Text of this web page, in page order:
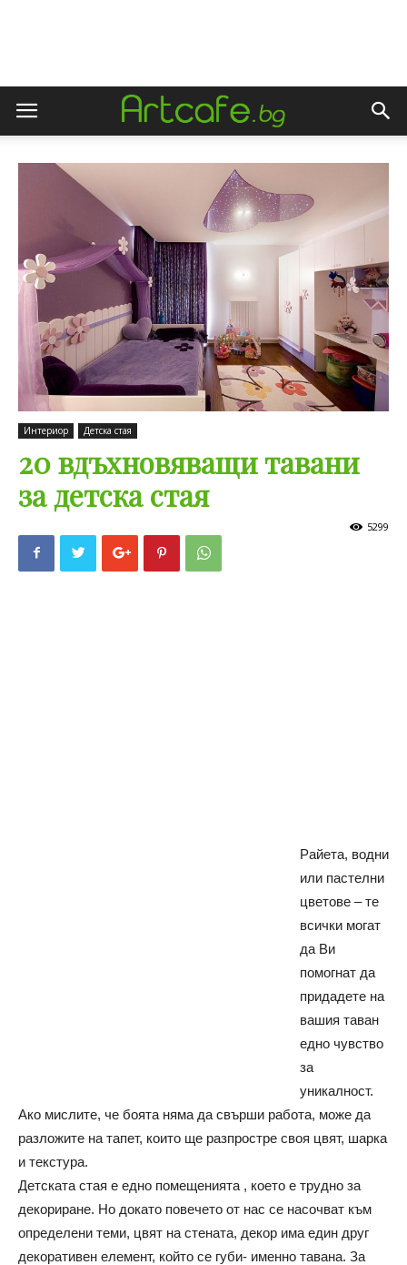
Интериор Детска стая
20 вдъхновяващи тавани
за детска стая
5299
Райета, водни
или пастелни
цветове – те
всички могат
да Ви
помогнат да
придадете на
вашия таван
едно чувство
за
уникалност.
Ако мислите, че боята няма да свърши работа, може да
разложите на тапет, които ще разпростре своя цвят, шарка
и текстура.
Детската стая е едно помещенията , което е трудно за
декориране. Но докато повечето от нас се насочват към
определени теми, цвят на стената, декор има един друг
декоративен елемент, който се губи- именно тавана. За